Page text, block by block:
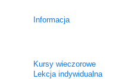
Informacja
Kursy wieczorowe
Lekcja indywidualna